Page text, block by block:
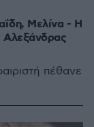
Μελίνα - Η
Αλεξάνδρας
πέθανε